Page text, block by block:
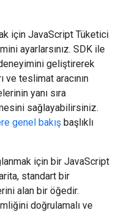
için JavaScript Tüketici
ayarlarsınız. SDK ile
geliştirerek
ve teslimat aracının
yanı sıra
sağlayabilirsiniz.
genel bakış başlıklı
için bir JavaScript
standart bir
alan bir öğedir.
doğrulamalı ve